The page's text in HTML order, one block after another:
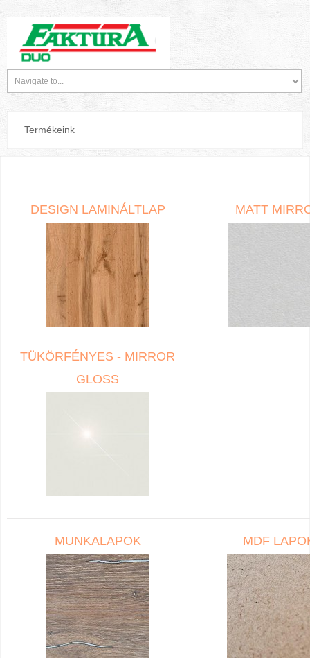
Termékeink
DESIGN LAMINÁLTLAP MATT
TÜKÖRFÉNYES - MIRROR
GLOSS
MUNKALAPOK MDF